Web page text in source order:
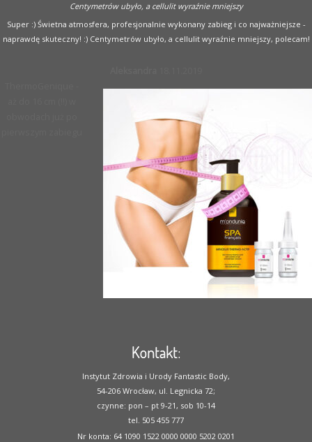
Centymetrów ubyło, a cellulit wyraźnie mniejszy
Super :) Świetna atmosfera, profesjonalnie wykonany zabieg i co najważniejsze -
naprawdę skuteczny! :) Centymetrów ubyło, a cellulit wyraźnie mniejszy, polecam!
Kontakt:
Instytut Zdrowia i Urody Fantastic Body,
54-206 Wrocław, ul. Legnicka 72;
czynne: pon – pt 9-21, sob 10-14
tel. 505 455 777
Nr konta: 64 1090 1522 0000 0000 5202 0201